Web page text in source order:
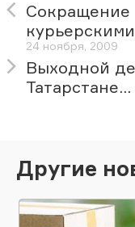
Сокращение
24 ноября, 2009
Выходной
Татарстане...
Другие